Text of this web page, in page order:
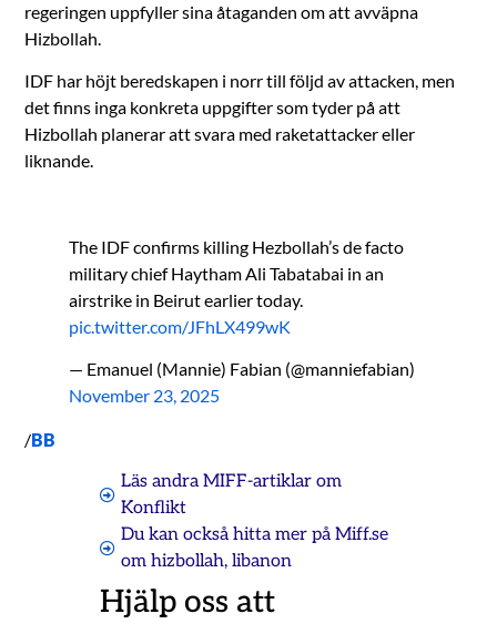
regeringen uppfyller sina åtaganden om att avväpna
Hizbollah.
IDF har höjt beredskapen i norr till följd av attacken, men
det finns inga konkreta uppgifter som tyder på att
Hizbollah planerar att svara med raketattacker eller
liknande.
The IDF confirms killing Hezbollah’s de facto
military chief Haytham Ali Tabatabai in an
airstrike in Beirut earlier today.
pic.twitter.com/JFhLX499wK
— Emanuel (Mannie) Fabian (@manniefabian)
November 23, 2025
/BB
Läs andra MIFF-artiklar om
Konflikt
Du kan också hitta mer på Miff.se
om hizbollah, libanon
Hjälp oss att